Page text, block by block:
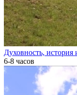
Духовность, история
6-8 часов